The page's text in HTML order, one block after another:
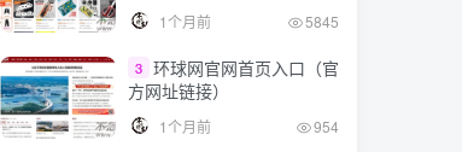
1个月前 5845
3 环球网官网首页入口（官
方网址链接）
1个月前 954